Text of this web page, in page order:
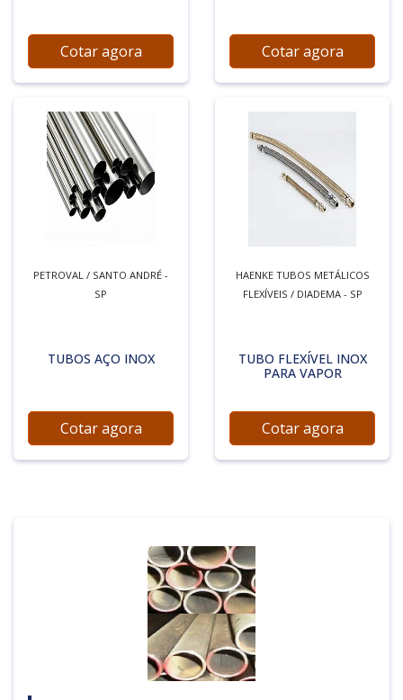
Cotar agora Cotar agora
PETROVAL / SANTO ANDRÉ -
SP
TUBOS AÇO INOX
Cotar agora
HAENKE TUBOS METÁLICOS
FLEXÍVEIS / DIADEMA - SP
TUBO FLEXÍVEL INOX
PARA VAPOR
Cotar agora